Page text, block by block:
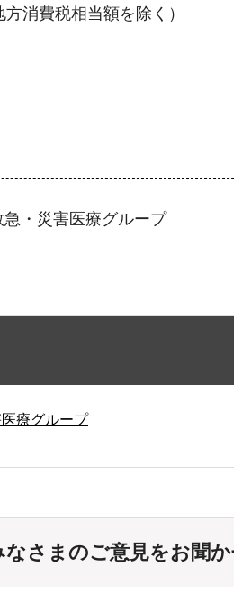
消費税相当額を除く）
・災害医療グループ
療グループ
さまのご意見をお聞